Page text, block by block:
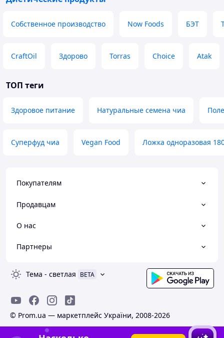
Собственное производство Now Foods БЭТ
CraftOil Здорово Torras Choice Atak
ТОП теги
Здоровое питание Натуральные семена чиа
Суперфуд чиа Vegan Food Ложка одноразовая
Покупателям
Продавцам
О нас
Партнеры
Тема - светлая BETA
© Prom.ua — маркетплейс України, 2008-2026